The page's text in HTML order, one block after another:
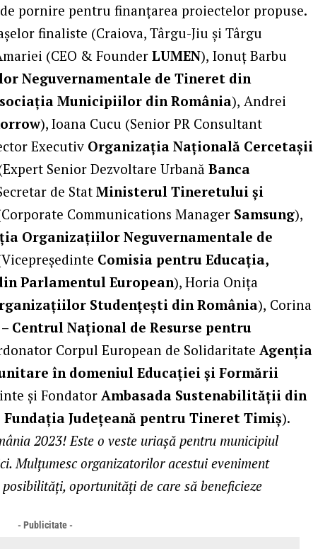
pornire pentru finanțarea proiectelor propuse.
finaliste (Craiova, Târgu-Jiu și Târgu
(CEO & FounderLUMEN), Ionuț Barbu
Neguvernamentale de Tineret din
Municipiilor din România), Andrei
), Ioana Cucu (Senior PR Consultant
Executiv Organizația Națională Cercetașii
Senior Dezvoltare UrbanăBanca
de StatMinisterul Tineretului și
Communications Manager Samsung),
Organizațiilor Neguvernamentale de
Comisia pentru Educația,
Parlamentul European), Horia Onița
Studenţeşti din România), Corina
– Centrul Național de Resurse pentru
Corpul European de Solidaritate Agenția
în domeniul Educației și Formării
și Fondator Ambasada Sustenabilității din
Fundația Județeană pentru Tineret Timiș).
2023! Este o veste uriașă pentru municipiul
Mulțumesc organizatorilor acestui eveniment
oportunități de care să beneficieze
- Publicitate -